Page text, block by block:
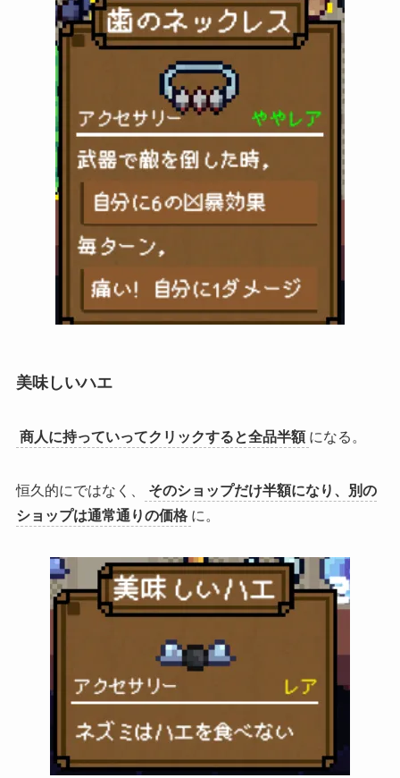
美味しいハエ
商人に持っていってクリックすると全品半額 になる。
恒久的にではなく、
そのショップだけ半額になり、別の
ショップは通常通りの価格 に。